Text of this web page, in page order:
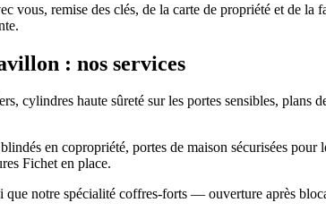
vous, remise des clés, de la carte de propriété et de
: nos services
cylindres haute sûreté sur les portes sensibles,
en copropriété, portes de maison sécurisées
Fichet en place.
que notre spécialité coffres-forts — ouverture après